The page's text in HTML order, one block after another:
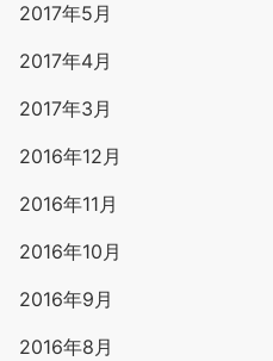
2017年5月
2017年4月
2017年3月
2016年12月
2016年11月
2016年10月
2016年9月
2016年8月